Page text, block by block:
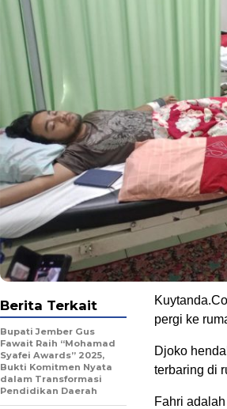
pergi ke
Djoko
terbaring di
Fahri
Berita Terkait
Bupati Jember Gus
Fawait Raih “Mohamad
Syafei Awards” 2025,
Bukti Komitmen Nyata
dalam Transformasi
Pendidikan Daerah